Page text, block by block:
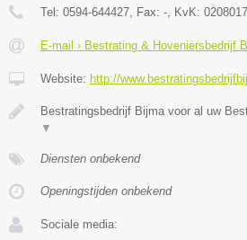
Tel: 0594-644427 , Fax: - , KvK:
E-mail › Bestrating & Hoveniersbedrijf
Website: http://
Bestratingsbedrijf Bijma voor al uw
▼
Diensten onbekend
Openingstijden onbekend
Sociale media: